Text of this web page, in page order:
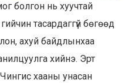
болгон нь хуучтай
тасардаггүй бөгөөд
ахуй байдлынхаа
хийнэ. Эрт
Чингис хааны унасан